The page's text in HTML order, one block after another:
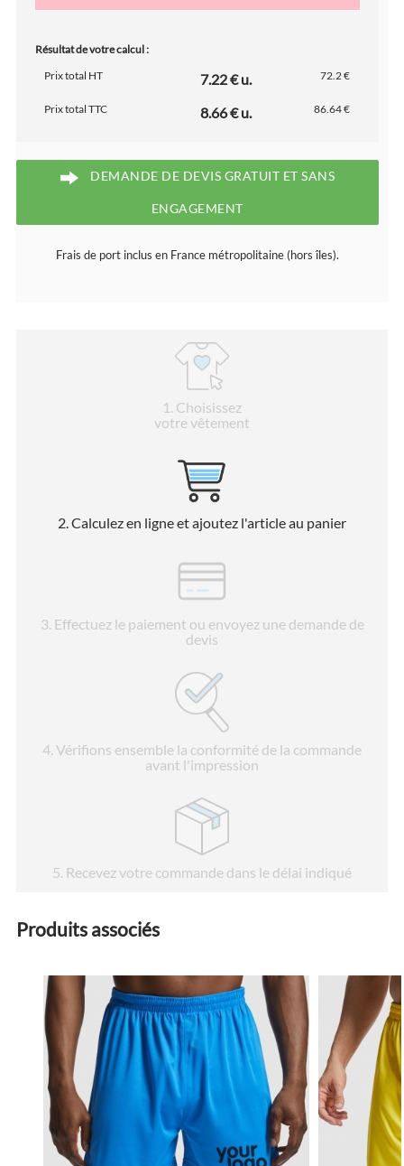
Résultat de votre calcul :
Prix total HT
7.22 € u. 72.2 €
Prix total TTC 8.66 € u. 86.64 €
DEMANDE DE DEVIS GRATUIT ET SANS
ENGAGEMENT
Frais de port inclus en France métropolitaine (hors îles).
1 . Choisissez
votre vêtement
2. Calculez en ligne et ajoutez l'article au panier
3 . Effectuez le paiement ou envoyez une demande de
devis
4. Vérifions ensemble la conformité de la commande
avant l'impression
5 . Recevez votre commande dans le délai indiqué
Produits associés